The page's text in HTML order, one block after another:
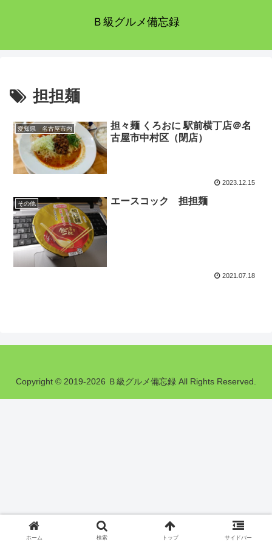
Ｂ級グルメ備忘録
担担麺
愛知県 名古屋市内
担々麺 くろおに 駅前横丁店＠名
古屋市中村区（閉店）
2023.12.15
その他 エースコック 担担麺
2021.07.18
Copyright © 2019-2026 Ｂ級グルメ備忘録 All Rights Reserved.
ホーム 検索 トップ サイドバー